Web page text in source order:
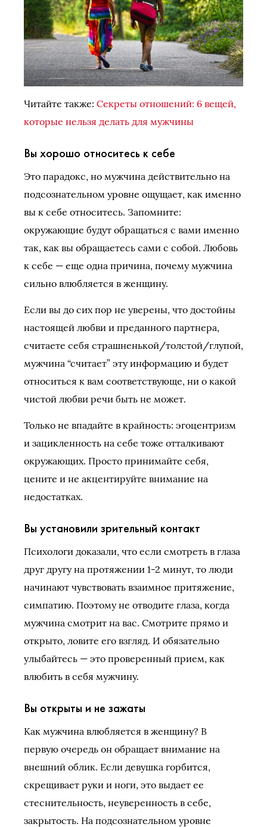
Читайте также: Секреты отношений: 6 вещей,
которые нельзя делать для мужчины
Вы хорошо относитесь к себе
Это парадокс, но мужчина действительно на
подсознательном уровне ощущает, как именно
вы к себе относитесь. Запомните:
окружающие будут обращаться с вами именно
так, как вы обращаетесь сами с собой. Любовь
к себе — еще одна причина, почему мужчина
сильно влюбляется в женщину.
Если вы до сих пор не уверены, что достойны
настоящей любви и преданного партнера,
считаете себя страшненькой/толстой/глупой,
мужчина “считает” эту информацию и будет
относиться к вам соответствующе, ни о какой
чистой любви речи быть не может.
Только не впадайте в крайность: эгоцентризм
и зацикленность на себе тоже отталкивают
окружающих. Просто принимайте себя,
цените и не акцентируйте внимание на
недостатках.
Вы установили зрительный контакт
Психологи доказали, что если смотреть в глаза
друг другу на протяжении 1-2 минут, то люди
начинают чувствовать взаимное притяжение,
симпатию. Поэтому не отводите глаза, когда
мужчина смотрит на вас. Смотрите прямо и
открыто, ловите его взгляд. И обязательно
улыбайтесь — это проверенный прием, как
влюбить в себя мужчину.
Вы открыты и не зажаты
Как мужчина влюбляется в женщину? В
первую очередь он обращает внимание на
внешний облик. Если девушка горбится,
скрещивает руки и ноги, это выдает ее
стеснительность, неуверенность в себе,
закрытость. На подсознательном уровне